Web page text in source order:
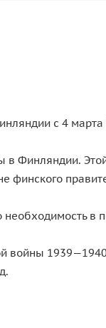
с 4 марта
Финляндии.
в